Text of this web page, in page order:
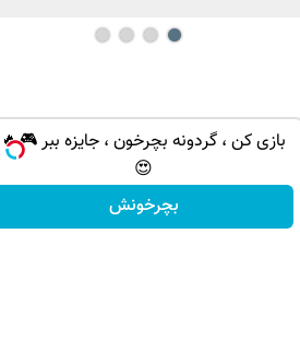
بازی کن ، گردونه بچرخون ، جایزه ببر 🎮🔥
😍
بچرخونش